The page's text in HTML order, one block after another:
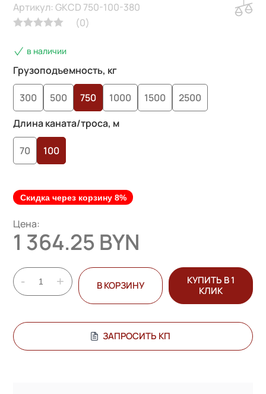
(0)
Артикул: GKCD 750-100-380
в наличии
Грузоподъемность, кг
300 500 750 1000 1500
2500
Длина каната/троса, м
70 100
Скидка через корзину 8%
Цена:
1 364.25 BYN
- + В КОРЗИНУ
КУПИТЬ В 1
КЛИК
ЗАПРОСИТЬ КП